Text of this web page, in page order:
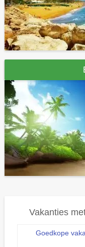
Vakanties
Goedkope